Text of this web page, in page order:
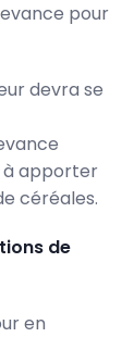
pour
devra se
apporter
céréales.
de
en